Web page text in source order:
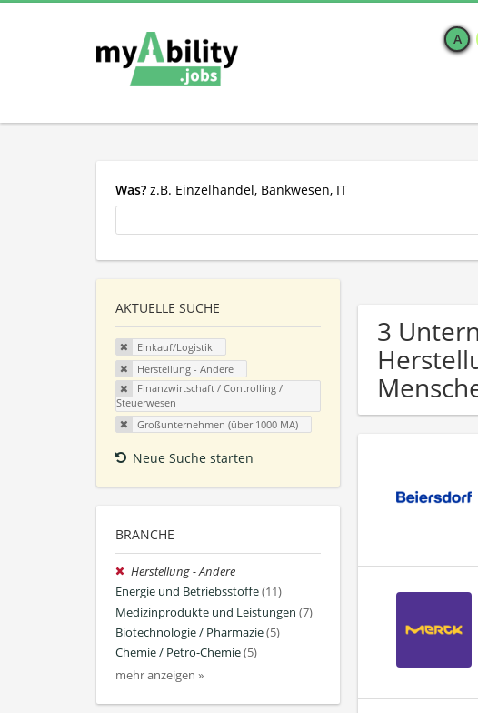
A
Was? z.B. Einzelhandel, Bankwesen, IT
AKTUELLE SUCHE
Einkauf/Logistik
Herstellung - Andere
Finanzwirtschaft / Controlling /
Steuerwesen
Großunternehmen (über 1000 MA)
Neue Suche starten
BRANCHE
Herstellung - Andere
Energie und Betriebsstoffe(11)
Medizinprodukte und Leistungen (7)
Biotechnologie / Pharmazie(5)
Chemie / Petro-Chemie(5)
mehr anzeigen »
3